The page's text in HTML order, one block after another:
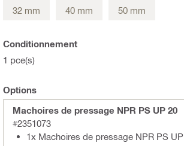
32 mm 40 mm 50 mm
Conditionnement
1 pce(s)
Options
Machoires de pressage NPR PS UP 20
#2351073
1x Machoires de pressage NPR PS